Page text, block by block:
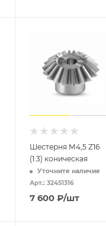
Шестерня M4,5 Z16
(1:3) коническая
Уточните наличие
Арт.: 32451316
7 600₽/шт